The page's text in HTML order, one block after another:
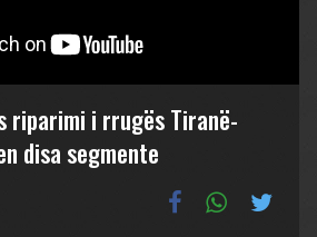
riparimi i rrugës Tiranë-
disa segmente